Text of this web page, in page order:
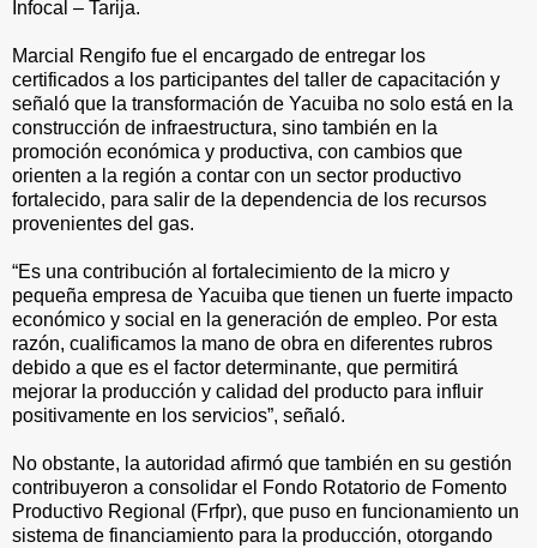
Infocal – Tarija.
Marcial Rengifo fue el encargado de entregar los
certificados a los participantes del taller de capacitación y
señaló que la transformación de Yacuiba no solo está en la
construcción de infraestructura, sino también en la
promoción económica y productiva, con cambios que
orienten a la región a contar con un sector productivo
fortalecido, para salir de la dependencia de los recursos
provenientes del gas.
“Es una contribución al fortalecimiento de la micro y
pequeña empresa de Yacuiba que tienen un fuerte impacto
económico y social en la generación de empleo. Por esta
razón, cualificamos la mano de obra en diferentes rubros
debido a que es el factor determinante, que permitirá
mejorar la producción y calidad del producto para influir
positivamente en los servicios”, señaló.
No obstante, la autoridad afirmó que también en su gestión
contribuyeron a consolidar el Fondo Rotatorio de Fomento
Productivo Regional (Frfpr), que puso en funcionamiento un
sistema de financiamiento para la producción, otorgando